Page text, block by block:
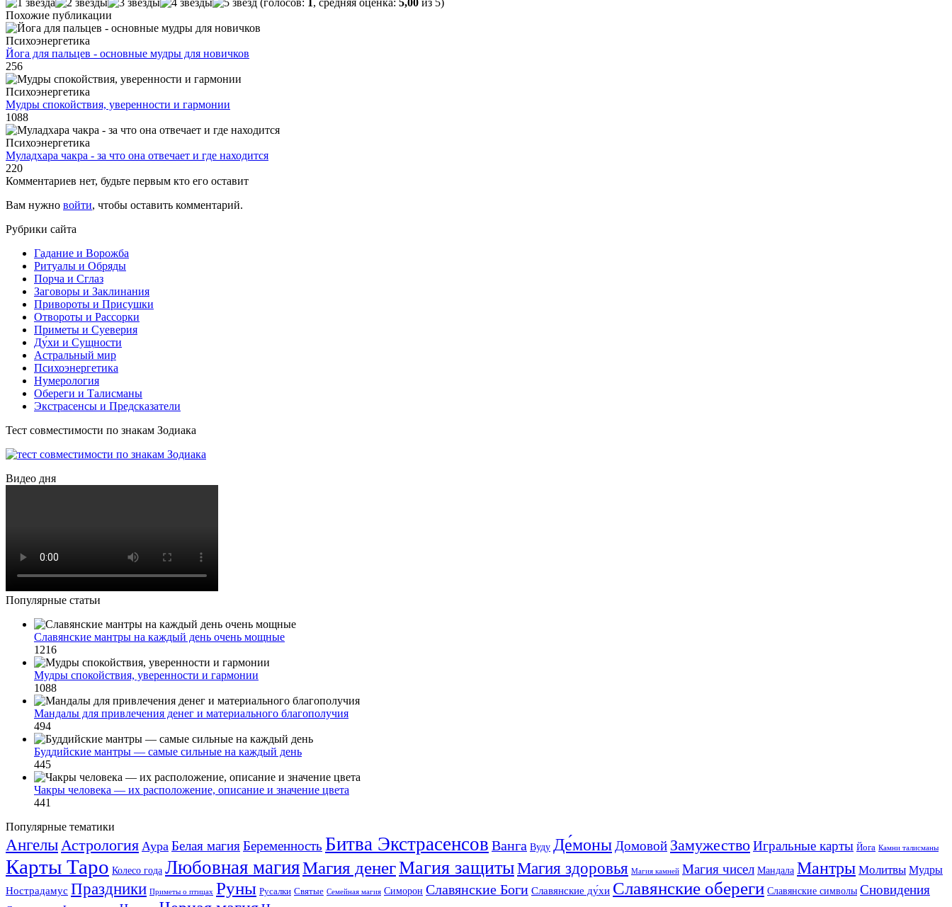
(голосов: 1, средняя оценка: 5,00 из 5)
Похожие публикации
Психоэнергетика
Йога для пальцев - основные мудры для новичков
256
Психоэнергетика
Мудры спокойствия, уверенности и гармонии
1088
Психоэнергетика
Муладхара чакра - за что она отвечает и где находится
220
Комментариев нет, будьте первым кто его оставит
Вам нужно войти, чтобы оставить комментарий.
Рубрики сайта
Гадание и Ворожба
Ритуалы и Обряды
Порча и Сглаз
Заговоры и Заклинания
Привороты и Присушки
Отвороты и Рассорки
Приметы и Суеверия
Ду́хи и Сущности
Астральный мир
Психоэнергетика
Нумерология
Обереги и Талисманы
Экстрасенсы и Предсказатели
Тест совместимости по знакам Зодиака
Видео дня
Популярные статьи
Славянские мантры на каждый день очень мощные
1216
Мудры спокойствия, уверенности и гармонии
1088
Мандалы для привлечения денег и материального благополучия
494
Буддийские мантры — самые сильные на каждый день
445
Чакры человека — их расположение, описание и значение цвета
441
Популярные тематики
АнгелыАстрология Аура Белая магияБеременность Битва Экстрасенсов Ванга Вуду Де́моныДомовой ЗамужествоИгральные карты Йога Камни талисманы
Карты Таро Колесо года Любовная магияМагия денегМагия защитыМагия здоровья Магия камней Магия чисел Мандала Мантры Молитвы Мудры
Нострадамус Праздники Приметы о птицах Руны Русалки Святые Семейная магия Симорон Славянские Боги Славянские ду́хи Славянские обереги Славянские символы Сновидения